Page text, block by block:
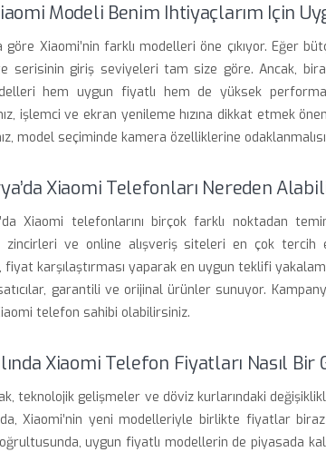
Modeli Benim Ihtiyaçlarım Için
göre Xiaomi’nin farklı modelleri öne çıkıyor. Eğer
serisinin giriş seviyeleri tam size göre. Ancak,
hem uygun fiyatlı hem de yüksek
işlemci ve ekran yenileme hızına dikkat etmek
model seçiminde kamera özelliklerine
Xiaomi Telefonları Nereden
Xiaomi telefonlarını birçok farklı noktadan
zincirleri ve online alışveriş siteleri en çok tercih
fiyat karşılaştırması yaparak en uygun teklifi
garantili ve orijinal ürünler sunuyor.
telefon sahibi olabilirsiniz.
Xiaomi Telefon Fiyatları Nasıl
teknolojik gelişmeler ve döviz kurlarındaki
Xiaomi’nin yeni modelleriyle birlikte fiyatlar
uygun fiyatlı modellerin de piyasada